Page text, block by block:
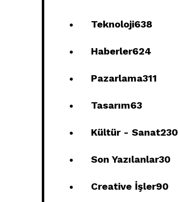
Teknoloji638
Haberler624
Pazarlama311
Tasarım63
Kültür - Sanat230
Son Yazılanlar30
Creative İşler90